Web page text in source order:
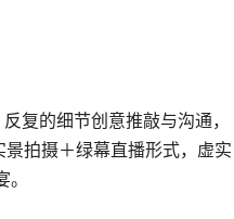
复的细节创意推敲与沟通，
拍摄＋绿幕直播形式，虚实